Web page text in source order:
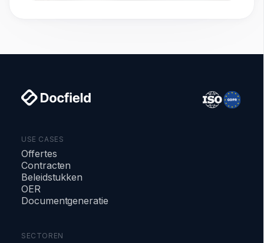
USE CASES
Offertes
Contracten
Beleidstukken
OER
Documentgeneratie
SECTOREN